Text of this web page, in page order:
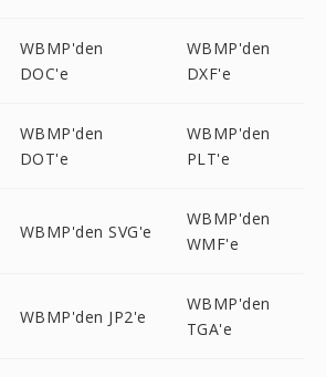
WBMP'den
DOC'e
WBMP'den
DXF'e
WBMP'den
DOT'e
WBMP'den
PLT'e
WBMP'den SVG'e
WBMP'den
WMF'e
WBMP'den JP2'e
WBMP'den
TGA'e